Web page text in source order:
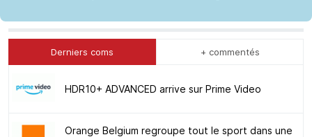
Derniers coms + commentés
HDR10+ ADVANCED arrive sur Prime Video
Orange Belgium regroupe tout le sport dans une